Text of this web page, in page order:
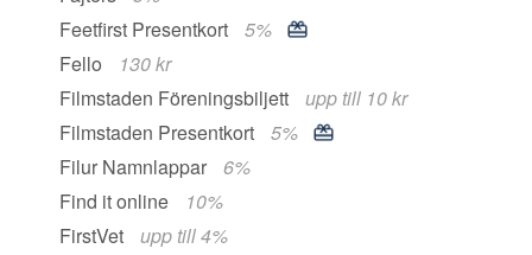
Feetfirst Presentkort
5%
Fello
130 kr
Filmstaden Föreningsbiljett
upp till 10 kr
Filmstaden Presentkort
5%
Filur Namnlappar
6%
Find it online
10%
FirstVet
upp till 4%